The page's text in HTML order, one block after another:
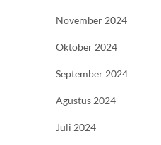
November 2024
Oktober 2024
September 2024
Agustus 2024
Juli 2024